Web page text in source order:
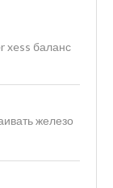
xess баланс
железо